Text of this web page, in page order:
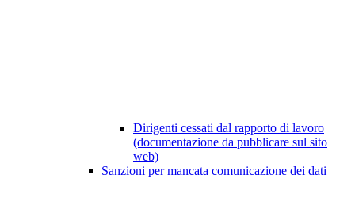
Dirigenti cessati dal rapporto di lavoro
(documentazione da pubblicare sul sito
web)
Sanzioni per mancata comunicazione dei dati